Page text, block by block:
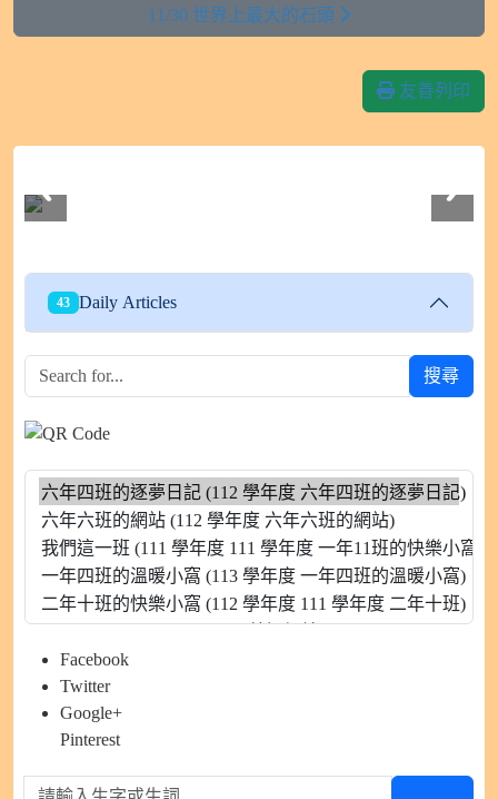
11/30 世界上最大的石頭
友善列印
43 Daily Articles
搜尋
Facebook
Twitter
Google+
Pinterest
請輸入生字或生詞